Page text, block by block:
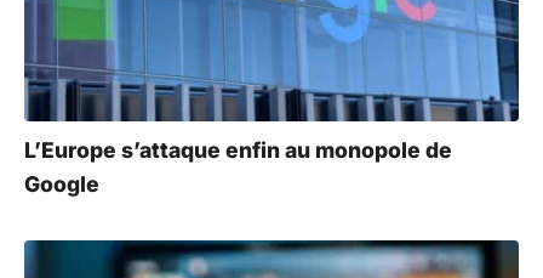
L’Europe s’attaque enfin au monopole de
Google